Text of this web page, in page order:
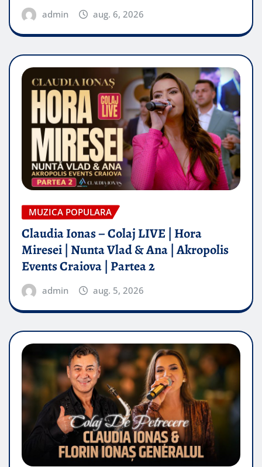
admin aug. 6, 2026
MUZICA POPULARA
Claudia Ionas – Colaj LIVE | Hora
Miresei | Nunta Vlad & Ana | Akropolis
Events Craiova | Partea 2
admin aug. 5, 2026